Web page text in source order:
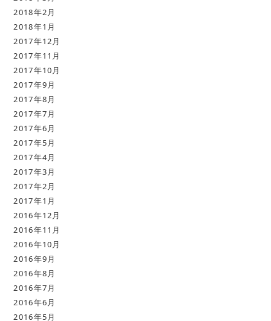
2018年2月
2018年1月
2017年12月
2017年11月
2017年10月
2017年9月
2017年8月
2017年7月
2017年6月
2017年5月
2017年4月
2017年3月
2017年2月
2017年1月
2016年12月
2016年11月
2016年10月
2016年9月
2016年8月
2016年7月
2016年6月
2016年5月